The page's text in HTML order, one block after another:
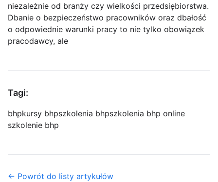
niezależnie od branży czy wielkości przedsiębiorstwa.
Dbanie o bezpieczeństwo pracowników oraz dbałość
o odpowiednie warunki pracy to nie tylko obowiązek
pracodawcy, ale
Tagi:
bhpkursy bhpszkolenia bhpszkolenia bhp online
szkolenie bhp
← Powrót do listy artykułów